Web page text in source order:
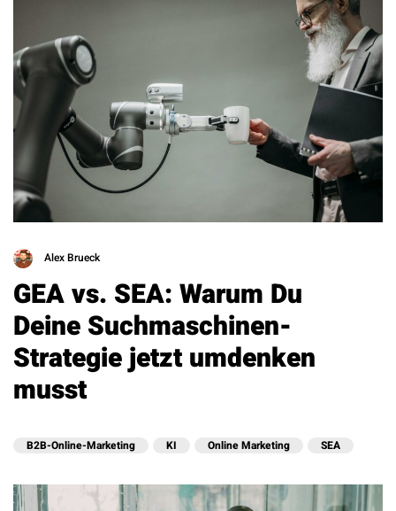
Alex Brueck
GEA vs. SEA: Warum Du
Deine Suchmaschinen-
Strategie jetzt umdenken
musst
B2B-Online-Marketing KI Online Marketing SEA